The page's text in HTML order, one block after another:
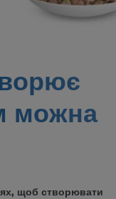
можна
щоб створювати